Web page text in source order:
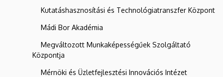
Kutatáshasznosítási és Technológiatranszfer Központ
Mádi Bor Akadémia
Megváltozott Munkaképességűek Szolgáltató
Központja
Mérnöki és Üzletfejlesztési Innovációs Intézet